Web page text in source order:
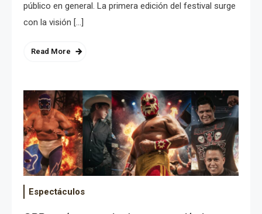
público en general. La primera edición del festival surge
con la visión […]
Read More
Espectáculos